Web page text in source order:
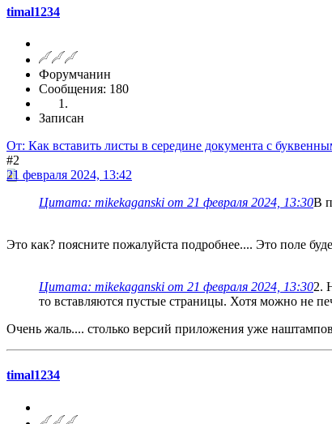
timal1234
Форумчанин
Сообщения: 180
Записан
От: Как вставить листы в середине документа с
#2
21 февраля 2024, 13:42
Цитата: mikekaganski от 21 февраля 2024, 13:30В
Это как? поясните пожалуйста подробнее.... Это поле
Цитата: mikekaganski от 21 февраля 2024, 13:302.
то вставляются пустые страницы. Хотя можно не
Очень жаль.... столько версий приложения уже
timal1234